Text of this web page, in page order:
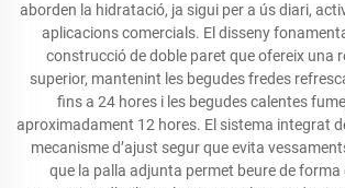
aborden la hidratació, ja sigui per a ús diari,
aplicacions comercials. El disseny
construcció de doble paret que ofereix una
superior, mantenint les begudes fredes
fins a 24 hores i les begudes calentes
aproximadament 12 hores. El sistema integrat
mecanisme d’ajust segur que evita
que la palla adjunta permet beure de forma